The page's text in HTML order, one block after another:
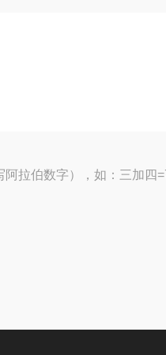
阿拉伯数字），如：三加四